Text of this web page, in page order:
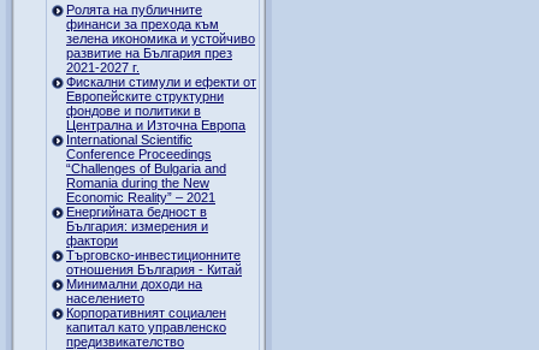
Ролята на публичните
финанси за прехода към
зелена икономика и устойчиво
развитие на България през
2021-2027 г.
Фискални стимули и ефекти от
Европейските структурни
фондове и политики в
Централна и Източна Европа
International Scientific
Conference Proceedings
“Challenges of Bulgaria and
Romania during the New
Economic Reality” – 2021
Енергийната бедност в
България: измерения и
фактори
Търговско-инвестиционните
отношения България - Китай
Минимални доходи на
населението
Корпоративният социален
капитал като управленско
предизвикателство